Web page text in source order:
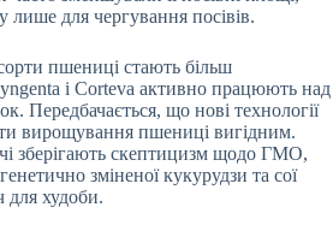
лише для чергування посівів.
пшениці стають більш
і Corteva активно працюють над
Передбачається, що нові технології
вирощування пшениці вигідним.
зберігають скептицизм щодо ГМО,
зміненої кукурудзи та сої
для худоби.